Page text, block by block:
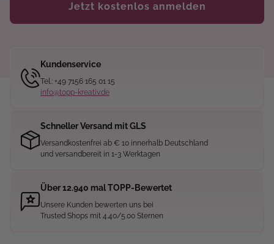
Jetzt kostenlos anmelden
Kundenservice
Tel.: +49 7156 165 01 15
info@topp-kreativ.de
Schneller Versand mit GLS
Versandkostenfrei ab € 10 innerhalb Deutschland
und versandbereit in 1-3 Werktagen
Über 12.940 mal TOPP-Bewertet
Unsere Kunden bewerten uns bei
Trusted Shops mit 4.40/5.00 Sternen